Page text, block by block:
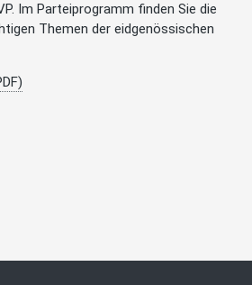
Im Parteiprogramm finden Sie die
Themen der eidgenössischen